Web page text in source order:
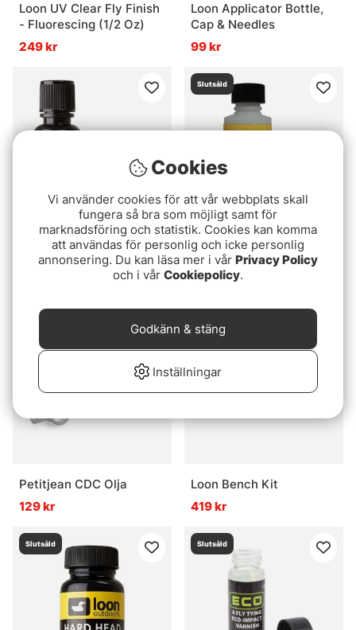
Loon UV Clear Fly Finish
- Fluorescing (1/2 Oz)
249 kr
Loon Applicator Bottle,
Cap & Needles
99 kr
Loon UV Clear Fly Finish
- Flow (1/2 Oz)
Slutsåld
Loon WB Head Cement
System
119 kr
Petitjean CDC Olja
129 kr
Loon Bench Kit
419 kr
Slutsåld Slutsåld
Cookies
Vi använder cookies för att vår webbplats skall
fungera så bra som möjligt samt för
marknadsföring och statistik. Cookies kan komma
att användas för personlig och icke personlig
annonsering. Du kan läsa mer i vår Privacy Policy
och i vår Cookiepolicy.
Inställningar
Godkänn & stäng